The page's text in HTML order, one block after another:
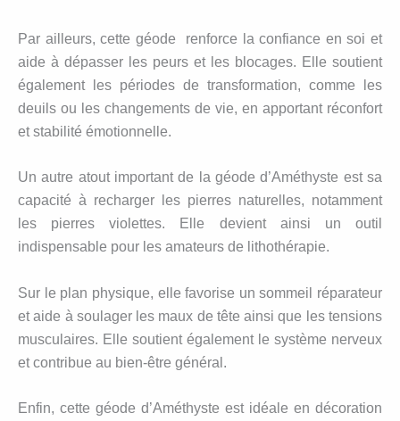
Par ailleurs, cette géode renforce la confiance en soi et
aide à dépasser les peurs et les blocages. Elle soutient
également les périodes de transformation, comme les
deuils ou les changements de vie, en apportant réconfort
et stabilité émotionnelle.
Un autre atout important de la géode d’Améthyste est sa
capacité à recharger les pierres naturelles, notamment
les pierres violettes. Elle devient ainsi un outil
indispensable pour les amateurs de lithothérapie.
Sur le plan physique, elle favorise un sommeil réparateur
et aide à soulager les maux de tête ainsi que les tensions
musculaires. Elle soutient également le système nerveux
et contribue au bien-être général.
Enfin, cette géode d’Améthyste est idéale en décoration